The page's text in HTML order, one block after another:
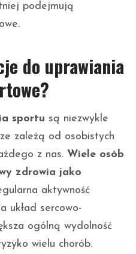
podejmują
do uprawiania
sportu są niezwykle
zależą od osobistych
z nas. Wiele osób
zdrowia jako
aktywność
układ sercowo-
ogólną wydolność
wielu chorób.